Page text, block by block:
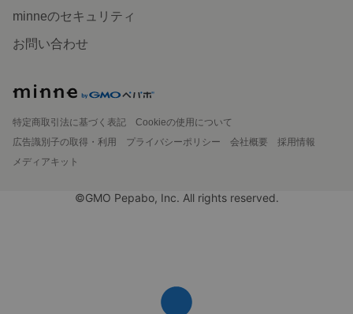
minneのセキュリティ
お問い合わせ
特定商取引法に基づく表記
Cookieの使用について
広告識別子の取得・利用
プライバシーポリシー 会社概要
採用情報
メディアキット
©GMO Pepabo, Inc. All rights reserved.